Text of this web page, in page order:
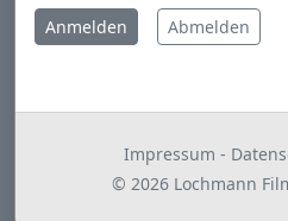
Abmelden
Impressum -
© 2026 Lochmann